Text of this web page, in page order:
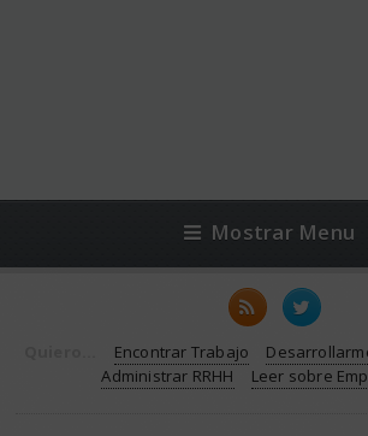
Mostrar Menu
Encontrar Trabajo
Administrar RRHH
Leer sobre